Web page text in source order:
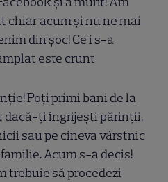
chiar acum și nu ne mai
din șoc! Ce i s-a
este crunt
Poți primi bani de la
dacă-ți îngrijești părinții,
sau pe cineva vârstnic
Acum s-a decis!
trebuie să procedezi